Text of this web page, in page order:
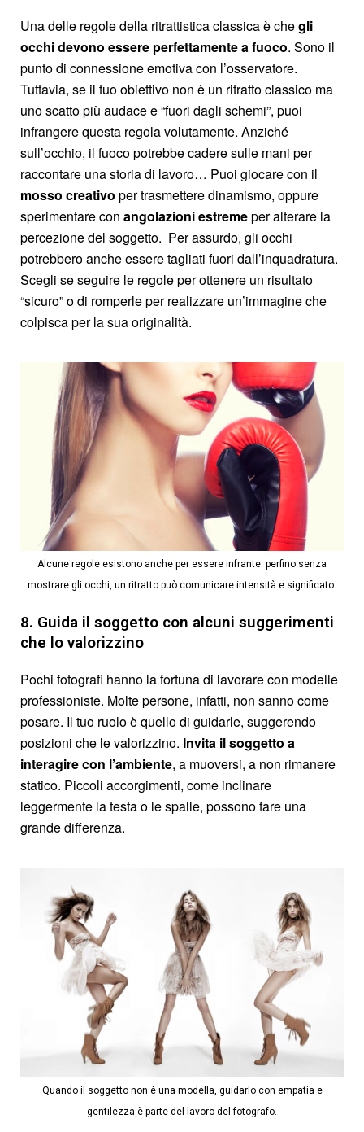
Una delle regole della ritrattistica classica è chegli
occhi devono essere perfettamente a fuoco. Sono il
punto di connessione emotiva con l’osservatore.
Tuttavia, se il tuo obiettivo non è un ritratto classico ma
uno scatto più audace e “fuori dagli schemi”, puoi
infrangere questa regola volutamente. Anziché
sull’occhio, il fuoco potrebbe cadere sulle mani per
raccontare una storia di lavoro… Puoi giocare con il
mosso creativo per trasmettere dinamismo, oppure
sperimentare con angolazioni estremeper alterare la
percezione del soggetto. Per assurdo, gli occhi
potrebbero anche essere tagliati fuori dall’inquadratura.
Scegli se seguire le regole per ottenere un risultato
“sicuro” o di romperle per realizzare un’immagine che
colpisca per la sua originalità.
Alcune regole esistono anche per essere infrante: perfino senza
mostrare gli occhi, un ritratto può comunicare intensità e significato.
8. Guida il soggetto con alcuni suggerimenti
che lo valorizzino
Pochi fotografi hanno la fortuna di lavorare con modelle
professioniste. Molte persone, infatti, non sanno come
posare. Il tuo ruolo è quello di guidarle, suggerendo
posizioni che le valorizzino. Invita il soggetto a
interagire con l’ambiente, a muoversi, a non rimanere
statico. Piccoli accorgimenti, come inclinare
leggermente la testa o le spalle, possono fare una
grande differenza.
Quando il soggetto non è una modella, guidarlo con empatia e
gentilezza è parte del lavoro del fotografo.